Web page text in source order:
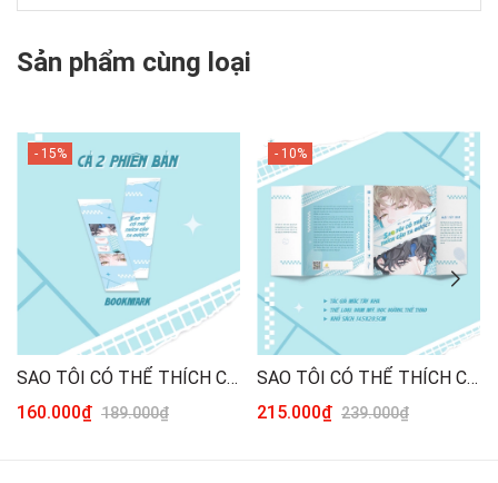
Sản phẩm cùng loại
- 15%
SAO TÔI CÓ THỂ THÍCH CẬU TA ĐƯỢC? - TẬP 1 [THƯỜNG]
160.000₫ 189.000₫
- 10%
SAO TÔI CÓ THỂ THÍCH CẬU TA ĐƯỢC? - TẬP 1 [ĐẶC BIỆT]
215.000₫ 239.000₫